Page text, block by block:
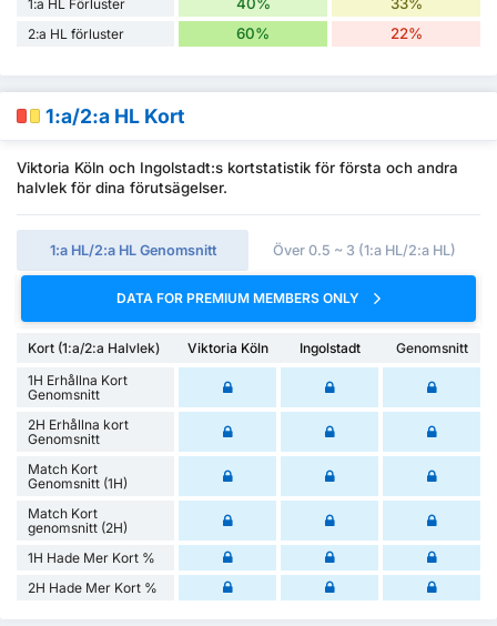
1:a HL Förluster
2:a HL förluster 60% 22%
1:a/2:a HL Kort
Viktoria Köln och Ingolstadt:s kortstatistik för första och andra
halvlek för dina förutsägelser.
1:a HL/2:a HL Genomsnitt Över 0.5 ~ 3 (1:a HL/2:a HL)
DATA FOR PREMIUM MEMBERS ONLY
Kort (1:a/2:a Halvlek) Viktoria Köln Ingolstadt
Genomsnitt
1H Erhållna Kort
Genomsnitt
2H Erhållna kort
Genomsnitt
Match Kort
Genomsnitt (1H)
Match Kort
genomsnitt (2H)
1H Hade Mer Kort %
2H Hade Mer Kort %